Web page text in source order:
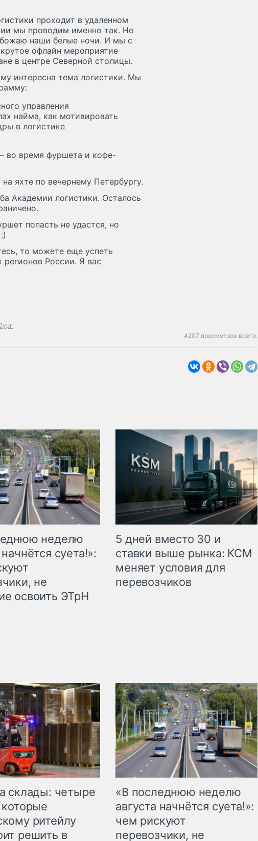
проходит в удаленном
мы проводим именно так. Но
наши белые ночи. И мы с
офлайн мероприятие
в центре Северной столицы.
интересна тема логистики. Мы
управления
найма, как мотивировать
в логистике
во время фуршета и кофе-
яхте по вечернему Петербургу.
Академии логистики. Осталось
попасть не удастся, но
то можете еще успеть
регионов России. Я вас
4207 просмотров всего.
неделю
начнётся суета!»:
не
освоить ЭТрН
5 дней вместо 30 и
ставки выше рынка: КСМ
меняет условия для
перевозчиков
склады: четыре
ритейлу
решить в
«В последнюю неделю
августа начнётся суета!»:
чем рискуют
перевозчики, не